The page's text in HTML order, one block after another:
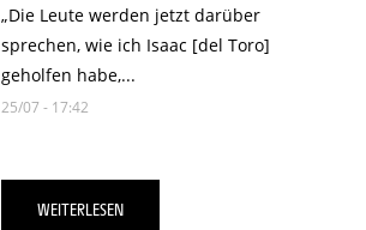
„Die Leute werden jetzt darüber
sprechen, wie ich Isaac [del Toro]
geholfen habe,...
25/07 - 17:42
WEITERLESEN